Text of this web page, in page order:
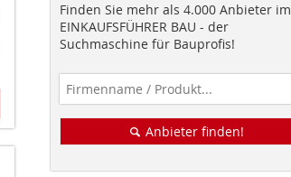
Finden Sie mehr als 4.000 Anbieter im
EINKAUFSFÜHRER BAU - der
Suchmaschine für Bauprofis!
Anbieter finden!